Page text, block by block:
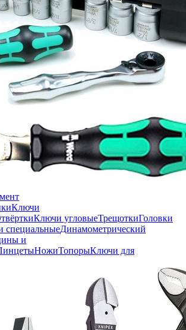
Ключи
Ключи угловыеТрещоткиГоловки
специальныеДинамометрический
и
НожиТопорыКлючи для